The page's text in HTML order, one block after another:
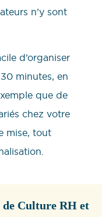
n’y sont
d’organiser
minutes, en
que de
chez votre
mise, tout
de Culture RH et